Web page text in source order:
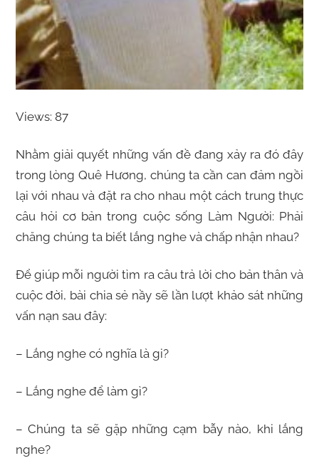
Views: 87
Nhằm giải quyết những vấn đề đang xảy ra đó đây
trong lòng Quê Hương, chúng ta cần can đảm ngồi
lại với nhau và đặt ra cho nhau một cách trung thực
câu hỏi cơ bản trong cuộc sống Làm Người: Phải
chăng chúng ta biết lắng nghe và chấp nhận nhau?
Để giúp mỗi người tìm ra câu trả lời cho bản thân và
cuộc đời, bài chia sẻ nầy sẽ lần lượt khảo sát những
vấn nạn sau đây:
– Lắng nghe có nghĩa là gi?
– Lắng nghe để làm gì?
– Chúng ta sẽ gặp những cạm bẫy nào, khi lắng
nghe?